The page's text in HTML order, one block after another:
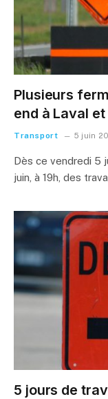
Plusieurs
end à Laval
Transport 5 juin
Dès ce vendredi 5
juin, à 19h, des
5 jours de